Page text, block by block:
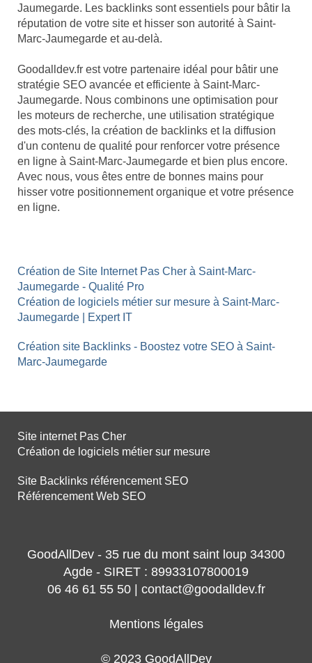
Jaumegarde. Les backlinks sont essentiels pour bâtir la
réputation de votre site et hisser son autorité à Saint-
Marc-Jaumegarde et au-delà.
Goodalldev.fr est votre partenaire idéal pour bâtir une
stratégie SEO avancée et efficiente à Saint-Marc-
Jaumegarde. Nous combinons une optimisation pour
les moteurs de recherche, une utilisation stratégique
des mots-clés, la création de backlinks et la diffusion
d'un contenu de qualité pour renforcer votre présence
en ligne à Saint-Marc-Jaumegarde et bien plus encore.
Avec nous, vous êtes entre de bonnes mains pour
hisser votre positionnement organique et votre présence
en ligne.
Création de Site Internet Pas Cher à Saint-Marc-
Jaumegarde - Qualité Pro
Création de logiciels métier sur mesure à Saint-Marc-
Jaumegarde | Expert IT
Création site Backlinks - Boostez votre SEO à Saint-
Marc-Jaumegarde
Site internet Pas Cher
Création de logiciels métier sur mesure
Site Backlinks référencement SEO
Référencement Web SEO
GoodAllDev - 35 rue du mont saint loup 34300
Agde - SIRET : 89933107800019
06 46 61 55 50 | contact@goodalldev.fr
Mentions légales
© 2023 GoodAllDev